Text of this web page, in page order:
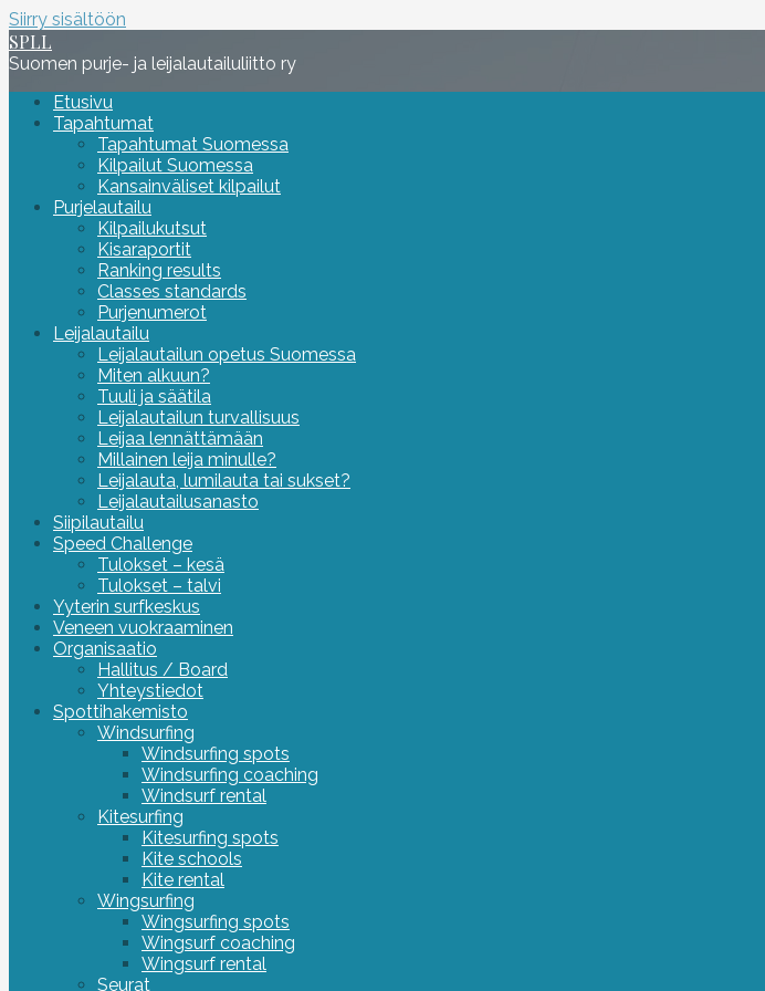
Siirry sisältöön
SPLL
Suomen purje- ja leijalautailuliitto ry
Etusivu
Tapahtumat
Tapahtumat Suomessa
Kilpailut Suomessa
Kansainväliset kilpailut
Purjelautailu
Kilpailukutsut
Kisaraportit
Ranking results
Classes standards
Purjenumerot
Leijalautailu
Leijalautailun opetus Suomessa
Miten alkuun?
Tuuli ja säätila
Leijalautailun turvallisuus
Leijaa lennättämään
Millainen leija minulle?
Leijalauta, lumilauta tai sukset?
Leijalautailusanasto
Siipilautailu
Speed Challenge
Tulokset – kesä
Tulokset – talvi
Yyterin surfkeskus
Veneen vuokraaminen
Organisaatio
Hallitus / Board
Yhteystiedot
Spottihakemisto
Windsurfing
Windsurfing spots
Windsurfing coaching
Windsurf rental
Kitesurfing
Kitesurfing spots
Kite schools
Kite rental
Wingsurfing
Wingsurfing spots
Wingsurf coaching
Wingsurf rental
Seurat